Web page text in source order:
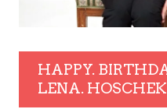
HAPPY.
LENA.